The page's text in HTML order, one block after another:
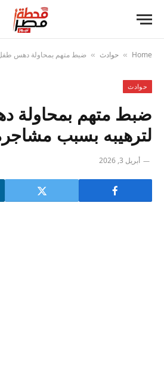
Home
» حوادث » ضبط متهم بمحاولة دهس طفل
حوادث
ضبط متهم
لترهيبه بسبب
أبريل 3, 2026